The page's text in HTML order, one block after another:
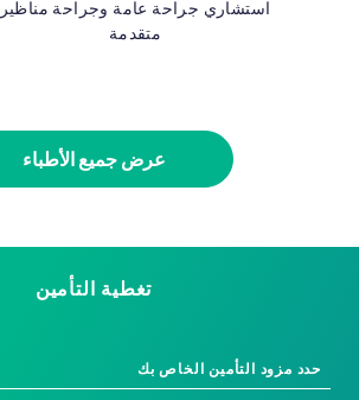
استشاري جراحة عامة وجراحة مناظير
متقدمة
عرض جميع الأطباء
تغطية التأمين
حدد مزود التأمين الخاص بك